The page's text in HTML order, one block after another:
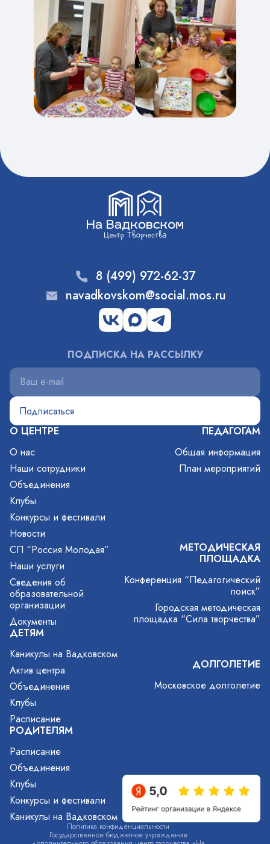
О ЦЕНТРЕ
О нас
Наши сотрудники
Объединения
Клубы
Конкурсы и фестивали
Новости
СП “Россия Молодая”
Наши услуги
Сведения об
образовательной
организации
Документы
ДЕТЯМ
Каникулы на Вадковском
Актив центра
Объединения
Клубы
Расписание
РОДИТЕЛЯМ
Расписание
Объединения
Клубы
Конкурсы и фестивали
Каникулы на Вадковском
ПЕДАГОГАМ
Общая информация
План мероприятий
МЕТОДИЧЕСКАЯ
ПЛОЩАДКА
Конференция “Педагогический
поиск”
Городская методическая
площадка “Сила творчества”
ДОЛГОЛЕТИЕ
Московское долголетие
8 (499) 972-62-37
navadkovskom@social.mos.ru
ПОДПИСКА НА РАССЫЛКУ
Государственное бюджетное учреждение
Политика конфиденциальности